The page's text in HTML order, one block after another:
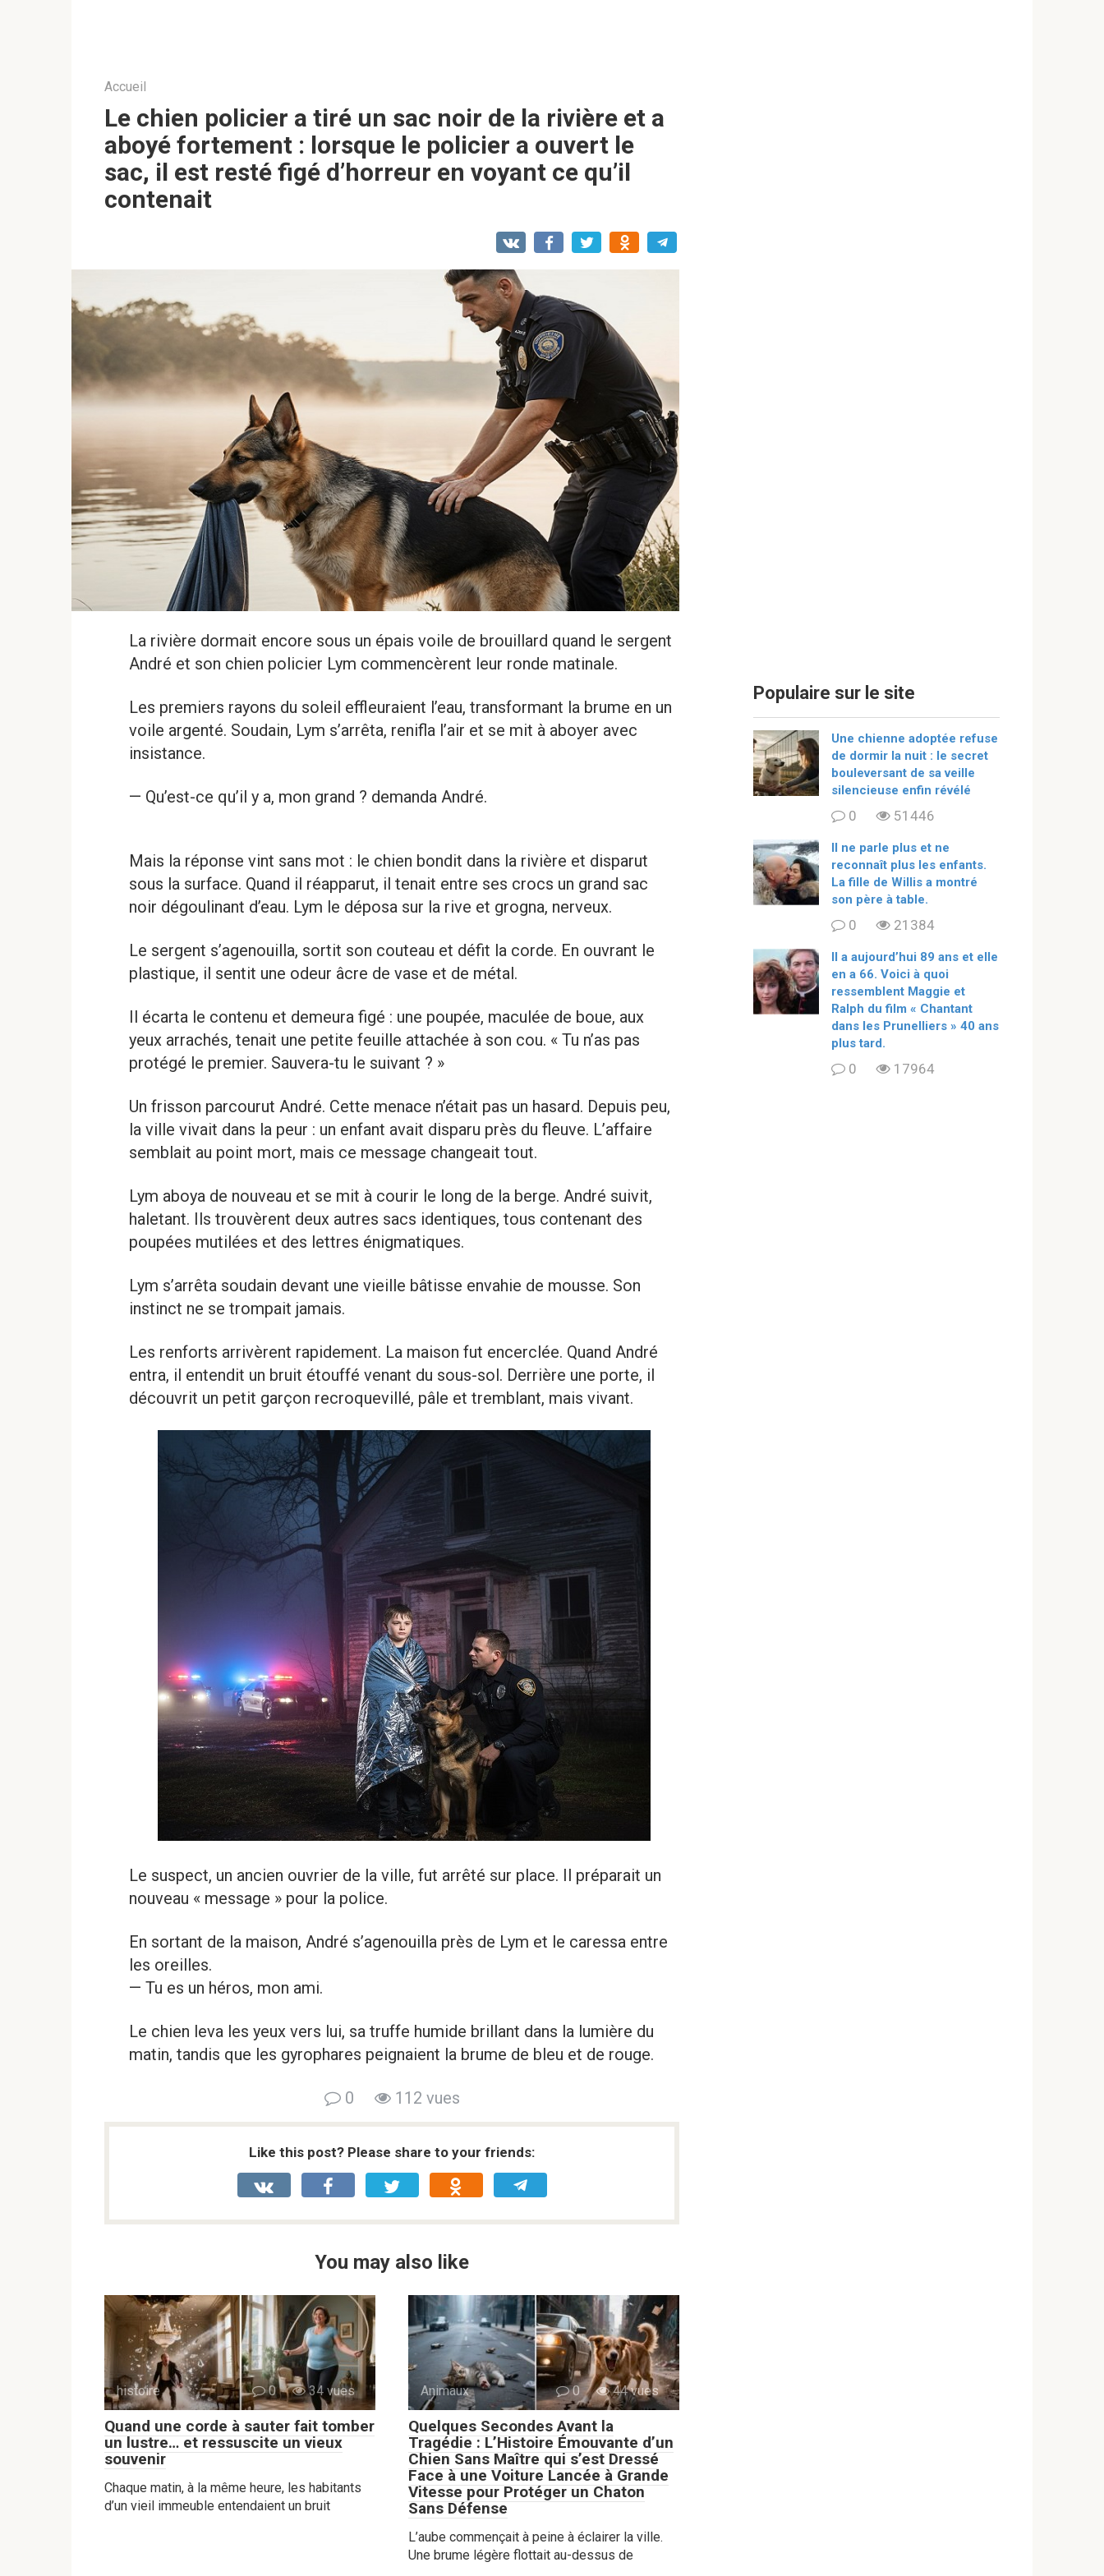
Accueil
Le chien policier a tiré un sac noir de la rivière et a
aboyé fortement : lorsque le policier a ouvert le
sac, il est resté figé d’horreur en voyant ce qu’il
contenait
La rivière dormait encore sous un épais voile de brouillard quand le sergent
André et son chien policier Lym commencèrent leur ronde matinale.
Les premiers rayons du soleil effleuraient l’eau, transformant la brume en un
voile argenté. Soudain, Lym s’arrêta, renifla l’air et se mit à aboyer avec
insistance.
— Qu’est-ce qu’il y a, mon grand ? demanda André.
Mais la réponse vint sans mot : le chien bondit dans la rivière et disparut
sous la surface. Quand il réapparut, il tenait entre ses crocs un grand sac
noir dégoulinant d’eau. Lym le déposa sur la rive et grogna, nerveux.
Le sergent s’agenouilla, sortit son couteau et défit la corde. En ouvrant le
plastique, il sentit une odeur âcre de vase et de métal.
Il écarta le contenu et demeura figé : une poupée, maculée de boue, aux
yeux arrachés, tenait une petite feuille attachée à son cou. « Tu n’as pas
protégé le premier. Sauvera-tu le suivant ? »
Un frisson parcourut André. Cette menace n’était pas un hasard. Depuis peu,
la ville vivait dans la peur : un enfant avait disparu près du fleuve. L’affaire
semblait au point mort, mais ce message changeait tout.
Lym aboya de nouveau et se mit à courir le long de la berge. André suivit,
haletant. Ils trouvèrent deux autres sacs identiques, tous contenant des
poupées mutilées et des lettres énigmatiques.
Lym s’arrêta soudain devant une vieille bâtisse envahie de mousse. Son
instinct ne se trompait jamais.
Les renforts arrivèrent rapidement. La maison fut encerclée. Quand André
entra, il entendit un bruit étouffé venant du sous-sol. Derrière une porte, il
découvrit un petit garçon recroquevillé, pâle et tremblant, mais vivant.
Le suspect, un ancien ouvrier de la ville, fut arrêté sur place. Il préparait un
nouveau « message » pour la police.
En sortant de la maison, André s’agenouilla près de Lym et le caressa entre
les oreilles.
— Tu es un héros, mon ami.
Le chien leva les yeux vers lui, sa truffe humide brillant dans la lumière du
matin, tandis que les gyrophares peignaient la brume de bleu et de rouge.
0 112 vues
Like this post? Please share to your friends:
You may also like
histoire 0 34 vues
Quand une corde à sauter fait tomber
un lustre… et ressuscite un vieux
souvenir
Chaque matin, à la même heure, les habitants
d’un vieil immeuble entendaient un bruit
Animaux 0 44 vues
Quelques Secondes Avant la
Tragédie : L’Histoire Émouvante d’un
Chien Sans Maître qui s’est Dressé
Face à une Voiture Lancée à Grande
Vitesse pour Protéger un Chaton
Sans Défense
L’aube commençait à peine à éclairer la ville.
Une brume légère flottait au-dessus de
Populaire sur le site
Une chienne adoptée refuse
de dormir la nuit : le secret
bouleversant de sa veille
silencieuse enfin révélé
0 51446
Il ne parle plus et ne
reconnaît plus les enfants.
La fille de Willis a montré
son père à table.
0 21384
ll a aujourd’hui 89 ans et elle
en a 66. Voici à quoi
ressemblent Maggie et
Ralph du film « Chantant
dans les Prunelliers » 40 ans
plus tard.
0 17964